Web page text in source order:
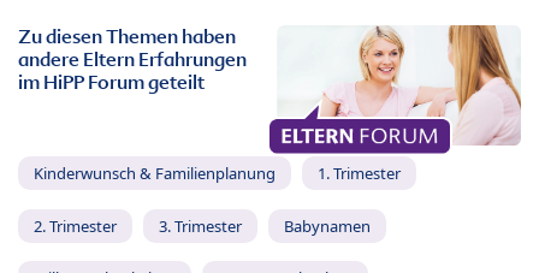
Zu diesen Themen haben
andere Eltern Erfahrungen
im HiPP Forum geteilt
Kinderwunsch & Familienplanung 1. Trimester
2. Trimester 3. Trimester Babynamen